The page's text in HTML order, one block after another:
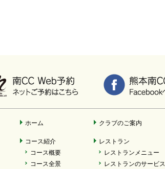
ホーム
コース紹介
コース概要
コース全景
クラブのご案内
レストラン
レストランメニュー
レストランのサービス